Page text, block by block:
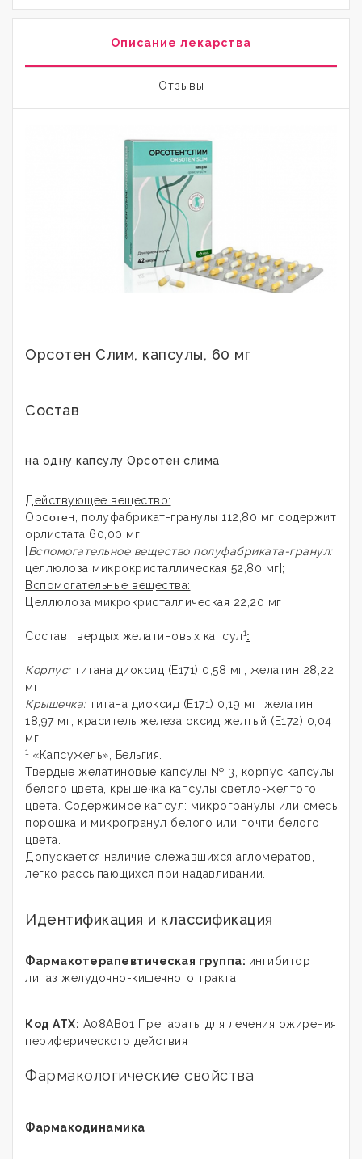
Описание лекарства
Отзывы
Орсотен Слим, капсулы, 60 мг
Состав
на одну капсулу Орсотен слима
Действующее вещество:
Орсотен, полуфабрикат-гранулы 112,80 мг содержит
орлистата 60,00 мг
[Вспомогательное вещество полуфабриката-гранул:
целлюлоза микрокристаллическая 52,80 мг];
Вспомогательные вещества:
Целлюлоза микрокристаллическая 22,20 мг
Состав твердых желатиновых капсул1:
Корпус:титана диоксид (E171) 0,58 мг, желатин 28,22
мг
Крышечка: титана диоксид (E171) 0,19 мг, желатин
18,97 мг, краситель железа оксид желтый (E172) 0,04
мг
1«Капсужель», Бельгия.
Твердые желатиновые капсулы № 3, корпус капсулы
белого цвета, крышечка капсулы светло-желтого
цвета. Содержимое капсул: микрогранулы или смесь
порошка и микрогранул белого или почти белого
цвета.
Допускается наличие слежавшихся агломератов,
легко рассыпающихся при надавливании.
Идентификация и классификация
Фармакотерапевтическая группа: ингибитор
липаз желудочно-кишечного тракта
Код АТХ: А08АВ01 Препараты для лечения ожирения
периферического действия
Фармакологические свойства
Фармакодинамика